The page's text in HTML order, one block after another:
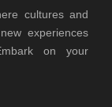
cultures and
experiences
on your